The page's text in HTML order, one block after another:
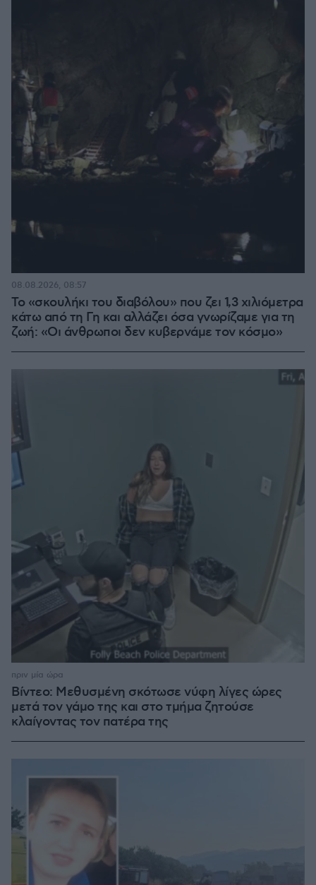
Το «σκουλήκι του διαβόλου» που ζει 1,3 χιλιόμετρα
κάτω από τη Γη και αλλάζει όσα γνωρίζαμε για τη
ζωή: «Οι άνθρωποι δεν κυβερνάμε τον κόσμο»
08.08.2026, 08:57
Βίντεο: Μεθυσμένη σκότωσε νύφη λίγες ώρες
μετά τον γάμο της και στο τμήμα ζητούσε
κλαίγοντας τον πατέρα της
πριν μία ώρα